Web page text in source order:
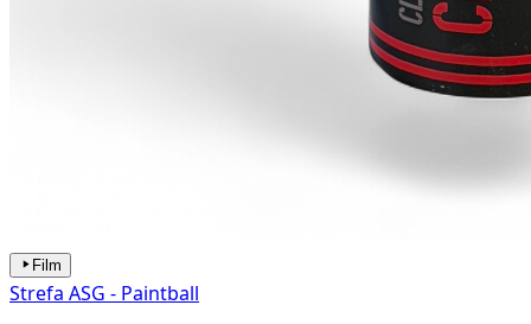
Film
Strefa ASG - Paintball